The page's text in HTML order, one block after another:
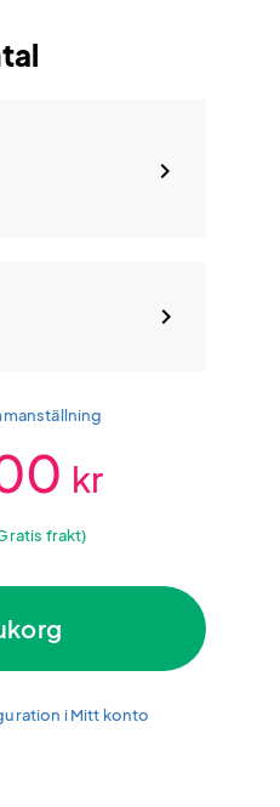
kr
frakt)
i Mitt konto